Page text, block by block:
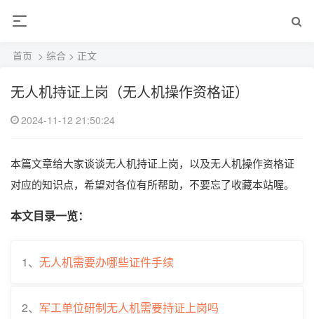
首页 > 综合 > 正文
无人机持证上岗（无人机操作资格证）
2024-11-12 21:50:24
本篇文章给大家谈谈无人机持证上岗，以及无人机操作资格证
对应的知识点，希望对各位有所帮助，不要忘了收藏本站喔。
本文目录一览：
1、 无人机需要办哪些证件手续
2、 军工单位研制无人机需要持证上岗吗